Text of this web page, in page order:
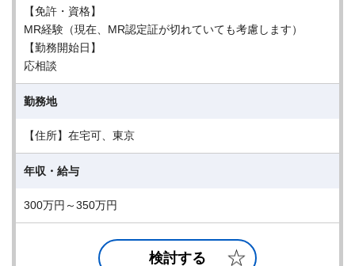
【免許・資格】
MR経験（現在、MR認定証が切れていても考慮します）
【勤務開始日】
応相談
勤務地
【住所】在宅可、東京
年収・給与
300万円～350万円
検討する